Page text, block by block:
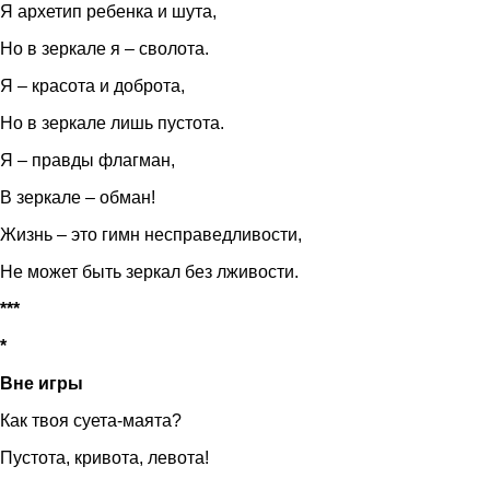
Я архетип ребенка и шута,
Но в зеркале я – сволота.
Я – красота и доброта,
Но в зеркале лишь пустота.
Я – правды флагман,
В зеркале – обман!
Жизнь – это гимн несправедливости,
Не может быть зеркал без лживости.
***
*
Вне игры
Как твоя суета-маята?
Пустота, кривота, левота!